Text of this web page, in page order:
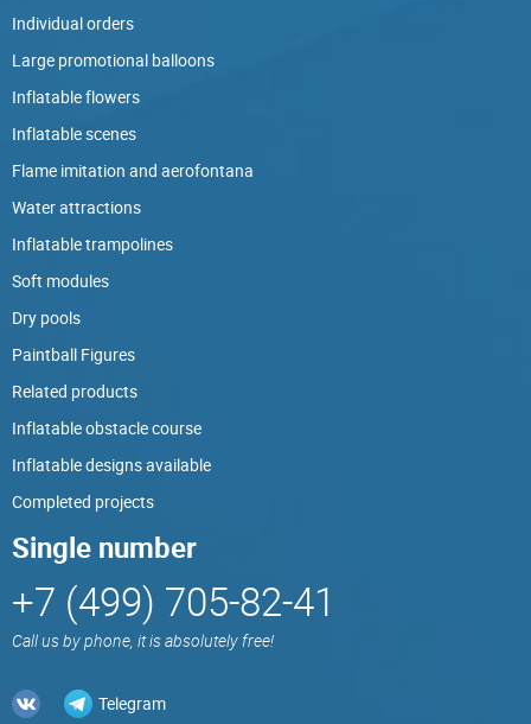
Individual orders
Large promotional balloons
Inflatable flowers
Inflatable scenes
Flame imitation and aerofontana
Water attractions
Inflatable trampolines
Soft modules
Dry pools
Paintball Figures
Related products
Inflatable obstacle course
Inflatable designs available
Completed projects
Single number
+7 (499) 705-82-41
Call us by phone, it is absolutely free!
Telegram